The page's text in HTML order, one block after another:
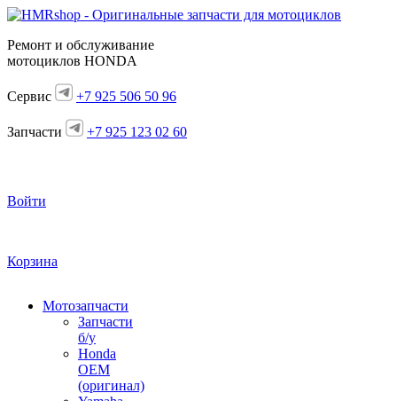
Ремонт и обслуживание
мотоциклов HONDA
Сервис +7 925 506 50 96
Запчасти +7 925 123 02 60
Войти
Корзина
Мотозапчасти
Запчасти
б/у
Honda
OEM
(оригинал)